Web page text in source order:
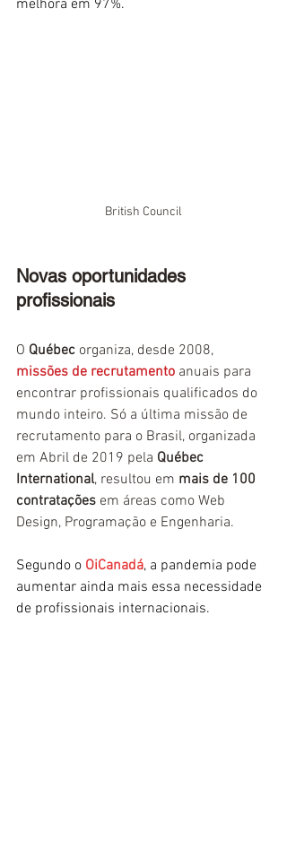
melhora em 97%.
British Council
Novas oportunidades
profissionais
O Québec organiza, desde 2008,
missões de recrutamento anuais para
encontrar profissionais qualificados do
mundo inteiro. Só a última missão de
recrutamento para o Brasil, organizada
em Abril de 2019 pela Québec
International, resultou em mais de 100
contratações em áreas como Web
Design, Programação e Engenharia.
Segundo o OiCanadá, a pandemia pode
aumentar ainda mais essa necessidade
de profissionais internacionais.